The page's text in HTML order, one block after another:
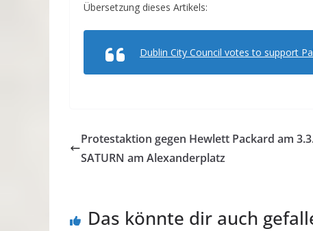
Übersetzung dieses Artikels:
Dublin City Council votes to support
Protestaktion gegen Hewlett Packard am
SATURN am Alexanderplatz
Das könnte dir auch